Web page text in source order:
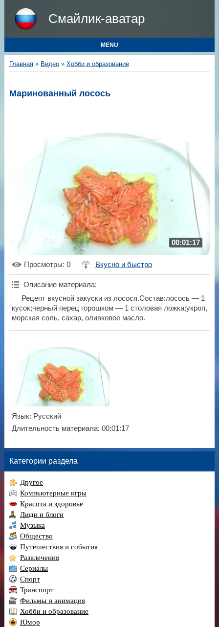
Смайлик-аватар
MENU
Главная» Видео» Хобби и образование
Маринованный лосось
00:01:17
Просмотры: 0 Вкусно и быстро
Описание материала:
Рецепт вкусной закуски из лосося.Состав:лосось — 1
кусок;черный перец горошком — 1 столовая ложка;укроп,
морская соль, сахар, оливковое масло.
Язык: Русский
Длительность материала: 00:01:17
Категории раздела
Другое
Компьютерные игры
Красота и здоровье
Люди и блоги
Музыка
Общество
Путешествия и события
Развлечения
Сериалы
Спорт
Транспорт
Фильмы и анимация
Хобби и образование
Юмор